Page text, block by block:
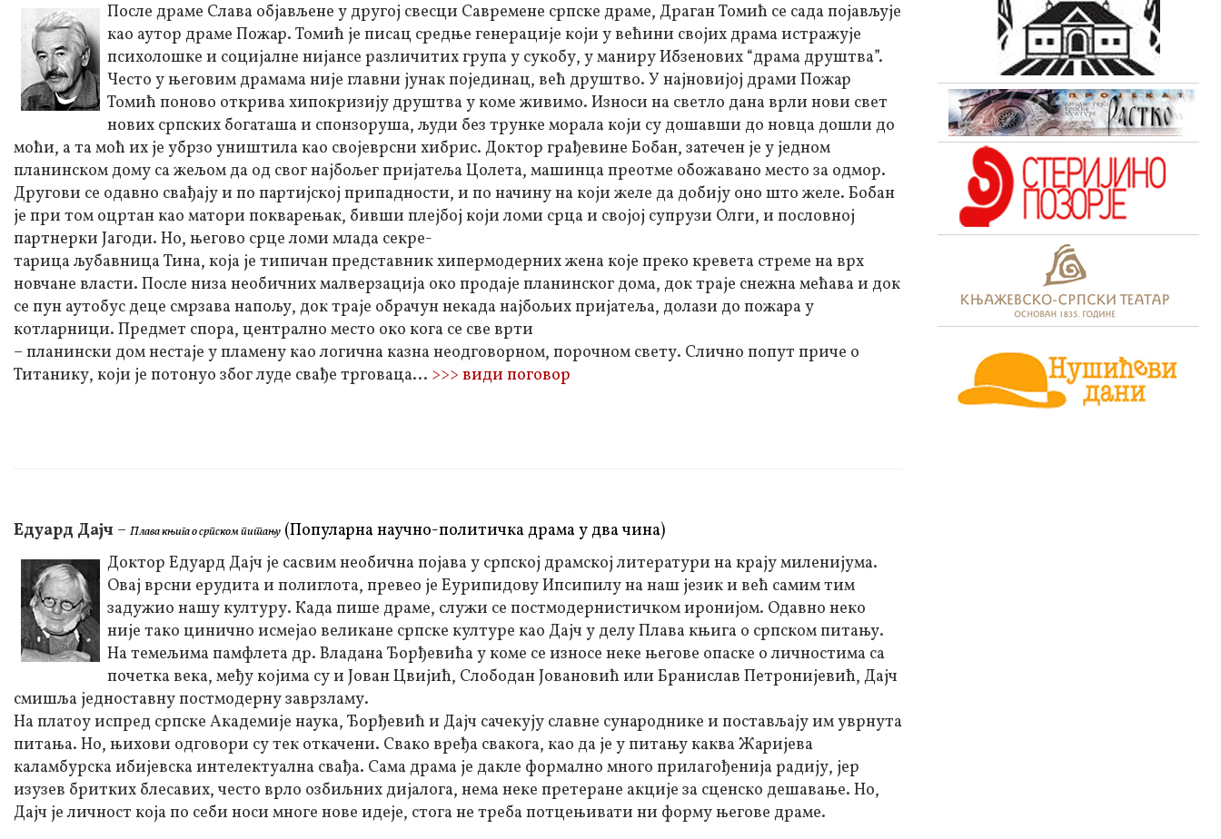
После драме Слава објављене у другој свесци Савремене српске драме, Драган Томић се сада појављује
као аутор драме Пожар. Томић је писац средње генерације који у већини својих драма истражује
психолошке и социјалне нијансе различитих група у сукобу, у маниру Ибзенових “драма друштва”.
Често у његовим драмама није главни јунак појединац, већ друштво. У најновијој драми Пожар
Томић поново открива хипокризију друштва у коме живимо. Износи на светло дана врли нови свет
нових српских богаташа и спонзоруша, људи без трунке морала који су дошавши до новца дошли до
моћи, а та моћ их је убрзо уништила као својеврсни хибрис. Доктор грађевине Бобан, затечен је у једном
планинском дому са жељом да од свог најбољег пријатеља Цолета, машинца преотме обожавано место за одмор.
Другови се одавно свађају и по партијској припадности, и по начину на који желе да добију оно што желе. Бобан
је при том оцртан као матори покварењак, бивши плејбој који ломи срца и својој супрузи Олги, и пословној
партнерки Јагоди. Но, његово срце ломи млада секре-
тарица љубавница Тина, која је типичан представник хипермодерних жена које преко кревета стреме на врх
новчане власти. После низа необичних малверзација око продаје планинског дома, док траје снежна мећава и док
се пун аутобус деце смрзава напољу, док траје обрачун некада најбољих пријатеља, долази до пожара у
котларници. Предмет спора, централно место око кога се све врти
– планински дом нестаје у пламену као логична казна неодговорном, порочном свету. Слично попут приче о
Титанику, који је потонуо због луде свађе трговаца... >>> види поговор
Едуард Дајч – Плава књига о српском питању (Популарна научно-политичка драма у два чина)
Доктор Едуард Дајч је сасвим необична појава у српској драмској литератури на крају миленијума.
Овај врсни ерудита и полиглота, превео је Еурипидову Ипсипилу на наш језик и већ самим тим
задужио нашу културу. Када пише драме, служи се постмодернистичком иронијом. Одавно неко
није тако цинично исмејао великане српске културе као Дајч у делу Плава књига о српском питању.
На темељима памфлета др. Владана Ђорђевића у коме се износе неке његове опаске о личностима са
почетка века, међу којима су и Јован Цвијић, Слободан Јовановић или Бранислав Петронијевић, Дајч
смишља једноставну постмодерну заврзламу.
На платоу испред српске Академије наука, Ђорђевић и Дајч сачекују славне сународнике и постављају им уврнута
питања. Но, њихови одговори су тек откачени. Свако вређа свакога, као да је у питању каква Жаријева
каламбурска ибијевска интелектуална свађа. Сама драма је дакле формално много прилагођенија радију, јер
изузев бритких блесавих, често врло озбиљних дијалога, нема неке претеране акције за сценско дешавање. Но,
Дајч је личност која по себи носи многе нове идеје, стога не треба потцењивати ни форму његове драме.